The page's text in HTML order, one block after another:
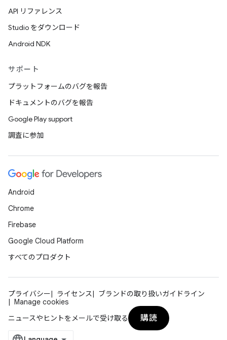
API リファレンス
Studio をダウンロード
Android NDK
サポート
プラットフォームのバグを報告
ドキュメントのバグを報告
Google Play support
調査に参加
Android
Chrome
Firebase
Google Cloud Platform
すべてのプロダクト
プライバシー ライセンス
ブランドの取り扱いガイドライン
Manage cookies
ニュースやヒントをメールで受け取る
購読